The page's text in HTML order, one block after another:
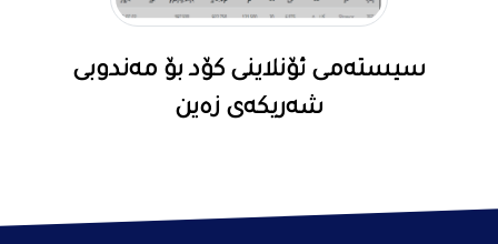
سیستەمی ئۆنلاینی کۆد بۆ مەندوبی
شەریکەی زەین